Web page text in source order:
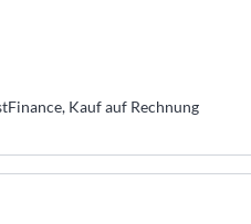
Kauf auf Rechnung